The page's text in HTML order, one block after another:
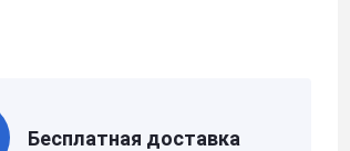
Бесплатная доставка